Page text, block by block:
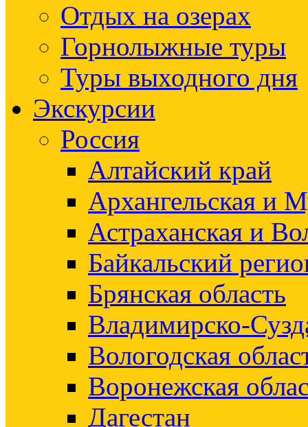
Отдых на озерах
Горнолыжные туры
Туры выходного дня
Экскурсии
Россия
Алтайский край
Архангельская и
Астраханская и
Байкальский
Брянская область
Владимирско-
Вологодская
Воронежская
Дагестан